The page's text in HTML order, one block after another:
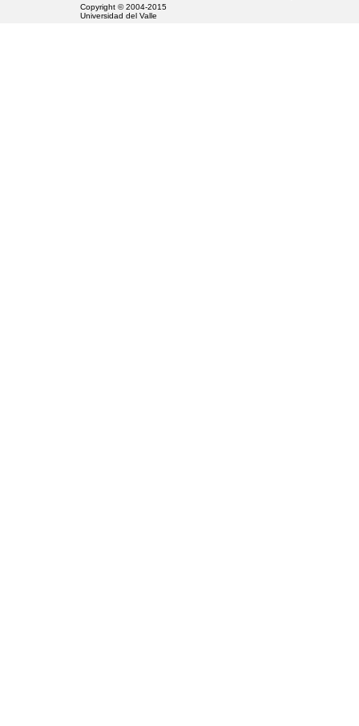
Copyright © 2004-2015
Universidad del Valle